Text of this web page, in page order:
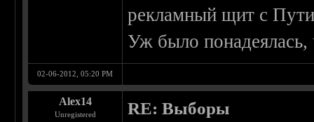
рекламный щит с
Уж было понадеялась,
02-06-2012, 05:20 PM
Alex14
Unregistered RE: Выборы